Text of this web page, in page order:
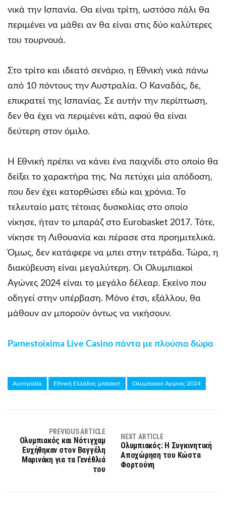
νικά την Ισπανία. Θα είναι τρίτη, ωστόσο πάλι θα
περιμένει να μάθει αν θα είναι στις δύο καλύτερες
του τουρνουά.
Στο τρίτο και ιδεατό σενάριο, η Εθνική νικά πάνω
από 10 πόντους την Αυστραλία. Ο Καναδάς, δε,
επικρατεί της Ισπανίας. Σε αυτήν την περίπτωση,
δεν θα έχει να περιμένει κάτι, αφού θα είναι
δεύτερη στον όμιλο.
Η Εθνική πρέπει να κάνει ένα παιχνίδι στο οποίο θα
δείξει το χαρακτήρα της. Να πετύχει μία απόδοση,
που δεν έχει κατορθώσει εδώ και χρόνια. Το
τελευταίο ματς τέτοιας δυσκολίας στο οποίο
νίκησε, ήταν το μπαράζ στο Eurobasket 2017. Τότε,
νίκησε τη Λιθουανία και πέρασε στα προημιτελικά.
Όμως, δεν κατάφερε να μπει στην τετράδα. Τώρα, η
διακύβευση είναι μεγαλύτερη. Οι Ολυμπιακοί
Αγώνες 2024 είναι το μεγάλο δέλεαρ. Εκείνο που
οδηγεί στην υπέρβαση. Μόνο έτσι, εξάλλου, θα
μάθουν αν μπορούν όντως να νικήσουν.
Pamestoixima Live Casino πάντα με πλούσια δώρα
Αυστραλία Εθνική Ελλάδος μπάσκετ Ολυμπιακοί Αγώνες 2024
PREVIOUS ARTICLE
Ολυμπιακός και Νότιγχαμ
Ευχήθηκαν στον Βαγγέλη
Μαρινάκη για τα Γενέθλιά
του
NEXT ARTICLE
Ολυμπιακός: Η Συγκινητική
Αποχώρηση του Κώστα
Φορτούνη